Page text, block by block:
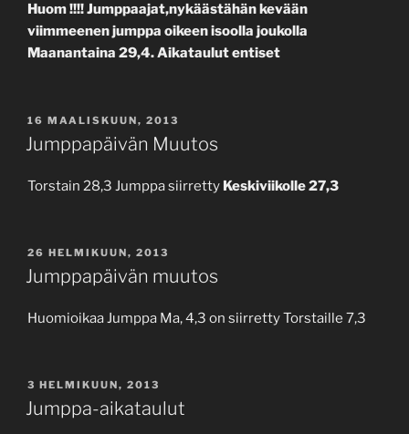
Huom !!!! Jumppaajat,nykäästähän kevään
viimmeenen jumppa oikeen isoolla joukolla
Maanantaina 29,4. Aikataulut entiset
JULKAISTU
16 MAALISKUUN, 2013
Jumppapäivän Muutos
Torstain 28,3 Jumppa siirretty Keskiviikolle 27,3
JULKAISTU
26 HELMIKUUN, 2013
Jumppapäivän muutos
Huomioikaa Jumppa Ma, 4,3 on siirretty Torstaille 7,3
JULKAISTU
3 HELMIKUUN, 2013
Jumppa-aikataulut